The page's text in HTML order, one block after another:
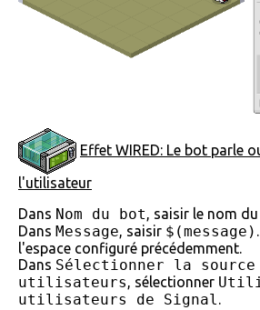
Effet WIRED: Le bot parle
l'utilisateur
Dans Nom du bot, saisir le nom
Dans Message, saisir $(message)
l'espace configuré précédemment.
Dans Sélectionner la source
utilisateurs, sélectionner
utilisateurs de Signal.